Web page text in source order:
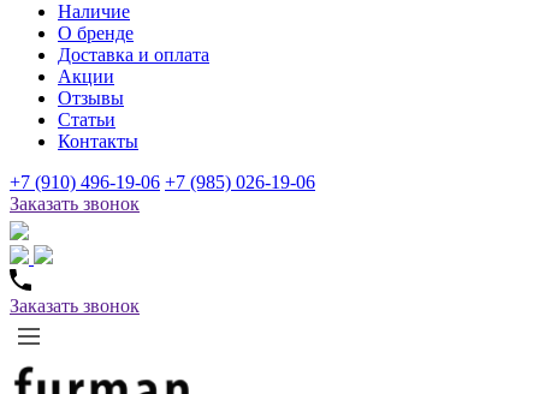
Наличие
О бренде
Доставка и оплата
Акции
Отзывы
Статьи
Контакты
+7 (910) 496-19-06 +7 (985) 026-19-06
Заказать звонок
Заказать звонок